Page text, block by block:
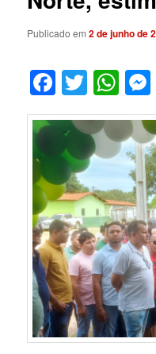
Publicado em2 de junho de